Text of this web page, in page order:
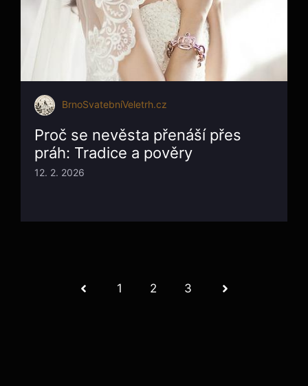
BrnoSvatebníVeletrh.cz
Proč se nevěsta přenáší přes
práh: Tradice a pověry
12. 2. 2026
1 2 3